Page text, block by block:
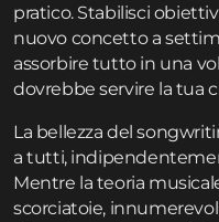
pratico. Stabilisci
nuovo concetto a
assorbire tutto in una
dovrebbe servire la tua
La bellezza del
a tutti,
Mentre la teoria
scorciatoie,